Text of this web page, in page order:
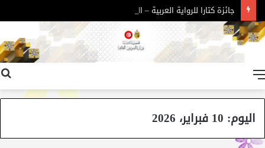
جائزة كتارا للرواية العربية – الدورة 11
اليوم: 10 فبراير، 2026